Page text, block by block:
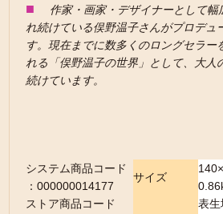
■
作家・画家・デザイナーとして幅
れ続けている俣野温子さんがプロデュ
す。現在までに数多くのロングセラー
れる「俣野温子の世界」として、大人
続けています。
サイズ
表生
システム商品コード
：000000014177
ストア商品コード